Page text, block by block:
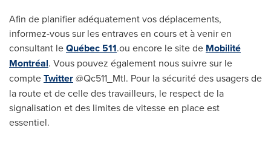
Afin de planifier adéquatement vos déplacements,
informez-vous sur les entraves en cours et à venir en
consultant leQuébec 511.ou encore le site de Mobilité
Montréal. Vous pouvez également nous suivre sur le
compteTwitter@Qc511_Mtl. Pour la sécurité des usagers de
la route et de celle des travailleurs, le respect de la
signalisation et des limites de vitesse en place est
essentiel.